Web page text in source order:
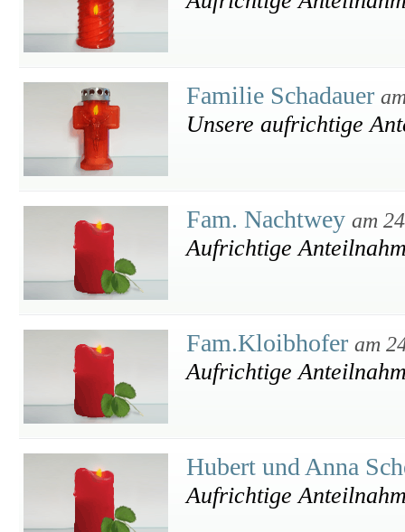
Familie Schadauer
Unsere aufrichtige
Fam. Nachtwey am
Aufrichtige
Fam.Kloibhofer am
Aufrichtige
Hubert und Anna
Aufrichtige